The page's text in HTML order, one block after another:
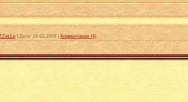
Дата: 16.02.2009 Комментарии (4)